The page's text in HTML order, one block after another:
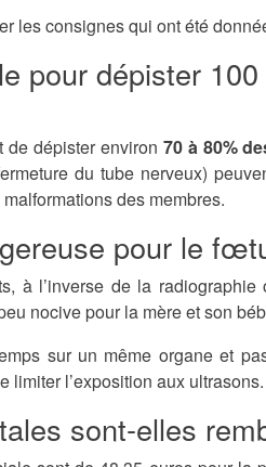
les consignes qui ont été
pour dépister
dépister environ 70 à 80%
du tube nerveux)
des membres.
pour le
à l’inverse de la
nocive pour la mère et son
sur un même organe et
limiter l’exposition aux ultrasons.
sont-elles